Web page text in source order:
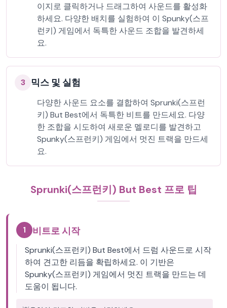
이지로 클릭하거나 드래그하여 사운드를 활성화
하세요. 다양한 배치를 실험하여 이 Spunky(스프
런키) 게임에서 독특한 사운드 조합을 발견하세
요.
3 믹스 및 실험
다양한 사운드 요소를 결합하여 Sprunki(스프런
키) But Best에서 독특한 비트를 만드세요. 다양
한 조합을 시도하여 새로운 멜로디를 발견하고
Spunky(스프런키) 게임에서 멋진 트랙을 만드세
요.
Sprunki(스프런키) But Best 프로 팁
1 비트로 시작
Sprunki(스프런키) But Best에서 드럼 사운드로 시작
하여 견고한 리듬을 확립하세요. 이 기반은
Spunky(스프런키) 게임에서 멋진 트랙을 만드는 데
도움이 됩니다.